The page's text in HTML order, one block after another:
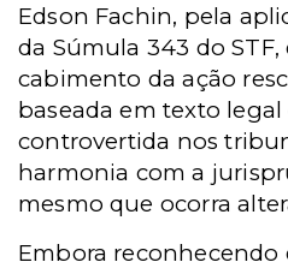
Edson Fachin, pela
da Súmula 343 do STF,
cabimento da ação
baseada em texto
controvertida nos
harmonia com a
mesmo que ocorra
Embora reconhecendo